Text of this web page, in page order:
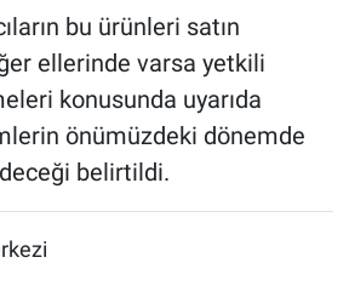
bu ürünleri satın
ellerinde varsa yetkili
konusunda uyarıda
önümüzdeki dönemde
belirtildi.